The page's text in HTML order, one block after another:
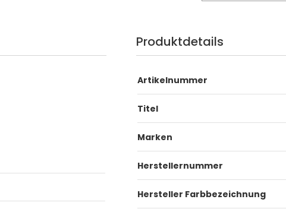
Produktdetails
Artikelnummer
Titel
Marken
Herstellernummer
Hersteller Farbbezeichnung